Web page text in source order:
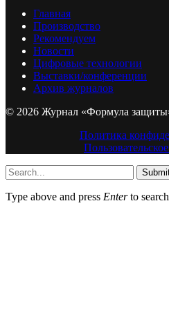
Главная
Производство
Рекомендуем
Новости
Цифровые технологии
Выставки/конференции
Архив журналов
© 2026 Журнал «Формула
Политика
Type above and press Enterto